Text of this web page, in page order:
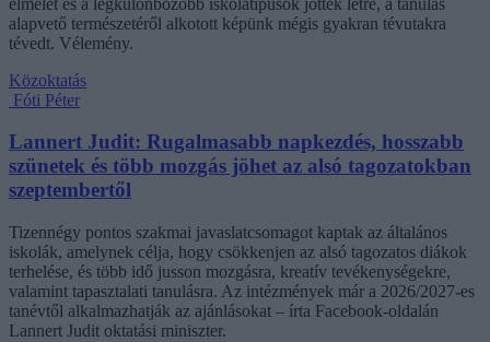
alapvető természetéről alkotott képünk mégis gyakran tévutakra
tévedt. Vélemény.
Közoktatás
Fóti Péter
Lannert Judit: Rugalmasabb napkezdés, hosszabb
szünetek és több mozgás jöhet az alsó tagozatokban
szeptembertől
Tizennégy pontos szakmai javaslatcsomagot kaptak az általános
iskolák, amelynek célja, hogy csökkenjen az alsó tagozatos diákok
terhelése, és több idő jusson mozgásra, kreatív tevékenységekre,
valamint tapasztalati tanulásra. Az intézmények már a 2026/2027-es
tanévtől alkalmazhatják az ajánlásokat – írta Facebook-oldalán
Lannert Judit oktatási miniszter.